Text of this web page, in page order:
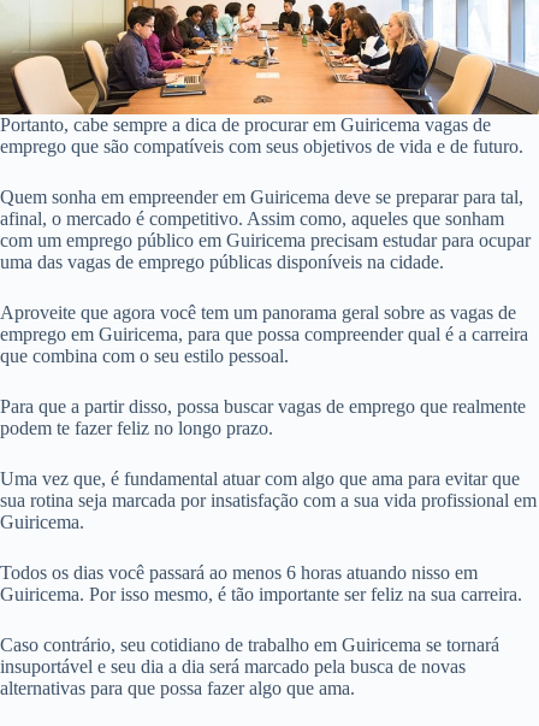
Portanto, cabe sempre a dica de procurar em Guiricema vagas de
emprego que são compatíveis com seus objetivos de vida e de futuro.
Quem sonha em empreender em Guiricema deve se preparar para tal,
afinal, o mercado é competitivo. Assim como, aqueles que sonham
com um emprego público em Guiricema precisam estudar para ocupar
uma das vagas de emprego públicas disponíveis na cidade.
Aproveite que agora você tem um panorama geral sobre as vagas de
emprego em Guiricema, para que possa compreender qual é a carreira
que combina com o seu estilo pessoal.
Para que a partir disso, possa buscar vagas de emprego que realmente
podem te fazer feliz no longo prazo.
Uma vez que, é fundamental atuar com algo que ama para evitar que
sua rotina seja marcada por insatisfação com a sua vida profissional em
Guiricema.
Todos os dias você passará ao menos 6 horas atuando nisso em
Guiricema. Por isso mesmo, é tão importante ser feliz na sua carreira.
Caso contrário, seu cotidiano de trabalho em Guiricema se tornará
insuportável e seu dia a dia será marcado pela busca de novas
alternativas para que possa fazer algo que ama.